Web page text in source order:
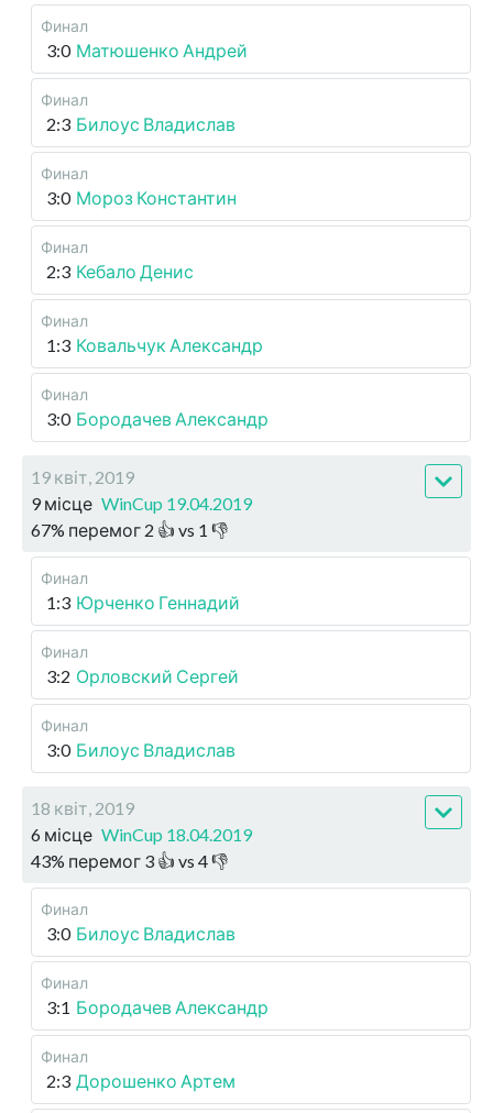
Финал
3:0 Матюшенко Андрей
Финал
2:3 Билоус Владислав
Финал
3:0 Мороз Константин
Финал
2:3 Кебало Денис
Финал
1:3 Ковальчук Александр
Финал
3:0 Бородачев Александр
19 квіт, 2019
9 місце WinCup 19.04.2019
67% перемог 2 👍 vs 1 👎
Финал
1:3 Юрченко Геннадий
Финал
3:2 Орловский Сергей
Финал
3:0 Билоус Владислав
18 квіт, 2019
6 місце WinCup 18.04.2019
43% перемог 3 👍 vs 4👎
Финал
3:0 Билоус Владислав
Финал
3:1 Бородачев Александр
Финал
2:3 Дорошенко Артем